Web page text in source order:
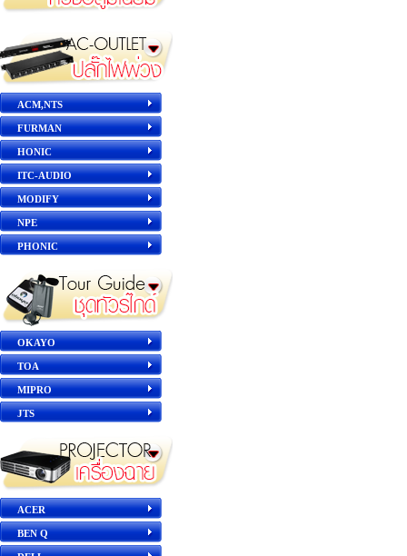
ACM,NTS
FURMAN
HONIC
ITC-AUDIO
MODIFY
NPE
PHONIC
OKAYO
TOA
MIPRO
JTS
ACER
BEN Q